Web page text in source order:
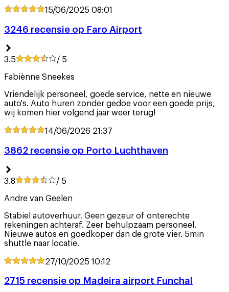
15/06/2025 08:01
3246 recensie op Faro Airport
3.5 / 5
Fabiènne Sneekes
Vriendelijk personeel, goede service, nette en nieuwe
auto's. Auto huren zonder gedoe voor een goede prijs,
wij komen hier volgend jaar weer terug!
14/06/2026 21:37
3862 recensie op Porto Luchthaven
3.8 / 5
Andre van Geelen
Stabiel autoverhuur. Geen gezeur of onterechte
rekeningen achteraf. Zeer behulpzaam personeel.
Nieuwe autos en goedkoper dan de grote vier. 5min
shuttle naar locatie.
27/10/2025 10:12
2715 recensie op Madeira airport Funchal